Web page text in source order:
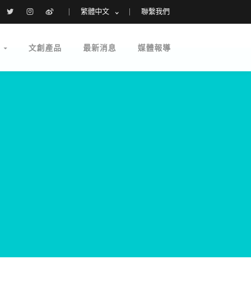
繁體中文 聯繫我們
文創產品 最新消息 媒體報導